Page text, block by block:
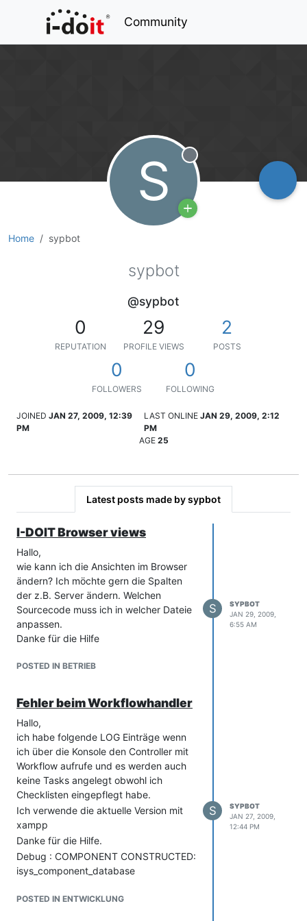
Community
Home sypbot
S Offline
sypbot
@sypbot
0
REPUTATION
29
PROFILE VIEWS
2
POSTS
0
FOLLOWERS
0
FOLLOWING
JOINED JAN 27, 2009, 12:39
PM
LAST ONLINE JAN 29, 2009, 2:12
PM
AGE 25
Latest posts made by sypbot
I-DOIT Browser views
Hallo,
wie kann ich die Ansichten im Browser
ändern? Ich möchte gern die Spalten
der z.B. Server ändern. Welchen
Sourcecode muss ich in welcher Dateie
anpassen.
Danke für die Hilfe
POSTED IN BETRIEB
S
SYPBOT
JAN 29, 2009,
6:55 AM
Fehler beim Workflowhandler
Hallo,
ich habe folgende LOG Einträge wenn
ich über die Konsole den Controller mit
Workflow aufrufe und es werden auch
keine Tasks angelegt obwohl ich
Checklisten eingepflegt habe.
Ich verwende die aktuelle Version mit
xampp
Danke für die Hilfe.
Debug : COMPONENT CONSTRUCTED:
isys_component_database
NAMES 'latin1';
POSTED IN ENTWICKLUNG
S
SYPBOT
JAN 27, 2009,
12:44 PM